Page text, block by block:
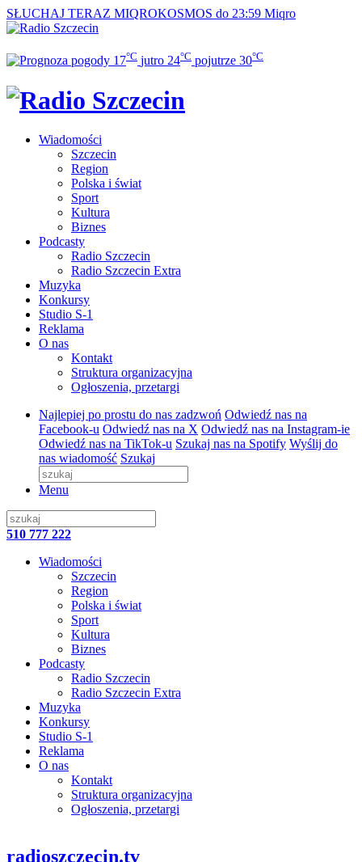
SŁUCHAJ TERAZ MIQROKOSMOS do 23:59 Miqro
17°C jutro 24°C pojutrze 30°C
Wiadomości
Szczecin
Region
Polska i świat
Sport
Kultura
Biznes
Podcasty
Radio Szczecin
Radio Szczecin Extra
Muzyka
Konkursy
Studio S-1
Reklama
O nas
Kontakt
Struktura organizacyjna
Ogłoszenia, przetargi
Najlepiej po prostu do nas zadzwoń Odwiedź nas na
Facebook-u Odwiedź nas na X Odwiedź nas na Instagram-ie
Odwiedź nas na TikTok-u Szukaj nas na Spotify Wyślij do
nas wiadomość Szukaj
Menu
510 777 222
Wiadomości
Szczecin
Region
Polska i świat
Sport
Kultura
Biznes
Podcasty
Radio Szczecin
Radio Szczecin Extra
Muzyka
Konkursy
Studio S-1
Reklama
O nas
Kontakt
Struktura organizacyjna
Ogłoszenia, przetargi
radioszczecin.tv